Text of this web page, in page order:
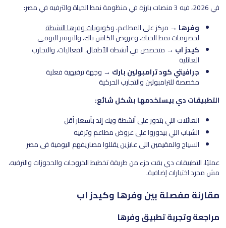
في 2026، فيه 3 منصات بارزة في منظومة نمط الحياة والترفيه في مصر:
وفرها → مركز على المطاعم، وكوبونات وفرها النشطة
لخصومات نمط الحياة، وعروض الكاش باك، والتوفير اليومي
كيدز اب → متخصص في أنشطة الأطفال، الفعاليات، والتجارب
العائلية
جرافيتي كود ترامبولين بارك → وجهة ترفيهية فعلية
مخصصة للترامبولين والتجارب الحركية
التطبيقات دي بيستخدمها بشكل شائع:
العائلات اللي بتدور على أنشطة ويك إند بأسعار أقل
الشباب اللي بيدوروا على عروض مطاعم وترفيه
السياح والمقيمين اللي عايزين يقللوا مصاريفهم اليومية في مصر
عمليًا، التطبيقات دي بقت جزء من طريقة تخطيط الخروجات والحجوزات والترفيه،
مش مجرد اختيارات إضافية.
مقارنة مفصلة بين وفرها وكيدز اب
مراجعة وتجربة تطبيق وفرها